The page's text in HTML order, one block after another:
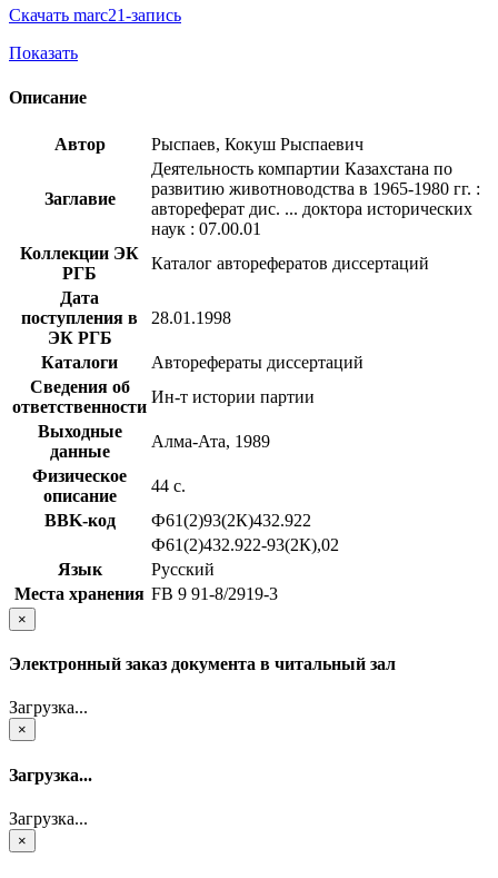
Скачать marc21-запись
Показать
Описание
Автор Рыспаев, Кокуш Рыспаевич
Заглавие
Деятельность компартии Казахстана по
развитию животноводства в 1965-1980 гг. :
автореферат дис. ... доктора исторических
наук : 07.00.01
Коллекции ЭК
РГБ
Каталог авторефератов диссертаций
Дата
поступления в
ЭК РГБ
28.01.1998
Каталоги
Авторефераты диссертаций
Сведения об
ответственности
Ин-т истории партии
Выходные
данные
Алма-Ата, 1989
Физическое
описание
44 с.
BBK-код
Ф61(2)93(2К)432.922
Ф61(2)432.922-93(2К),02
Язык
Русский
Места хранения FB 9 91-8/2919-3
×
Электронный заказ документа в читальный зал
Загрузка...
×
Загрузка...
Загрузка...
×